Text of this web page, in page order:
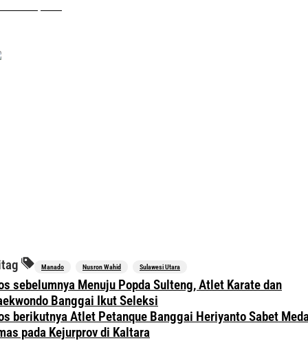
Manado Nusron Wahid Sulawesi Utara
sebelumnya Menuju Popda Sulteng, Atlet Karate dan
Banggai Ikut Seleksi
berikutnyaAtlet Petanque Banggai Heriyanto Sabet
pada Kejurprov di Kaltara